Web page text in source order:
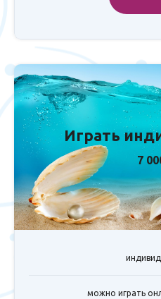
Играть
7
можно играть